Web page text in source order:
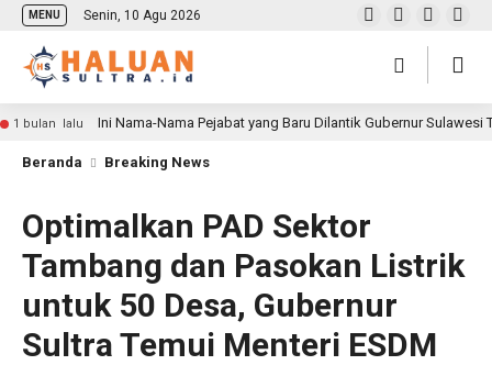
MENU Senin, 10 Agu 2026
1 bulan lalu Ini Nama-Nama Pejabat yang Baru Dilantik Gubernur Sulawesi
Beranda Breaking News
Optimalkan PAD Sektor
Tambang dan Pasokan Listrik
untuk 50 Desa, Gubernur
Sultra Temui Menteri ESDM